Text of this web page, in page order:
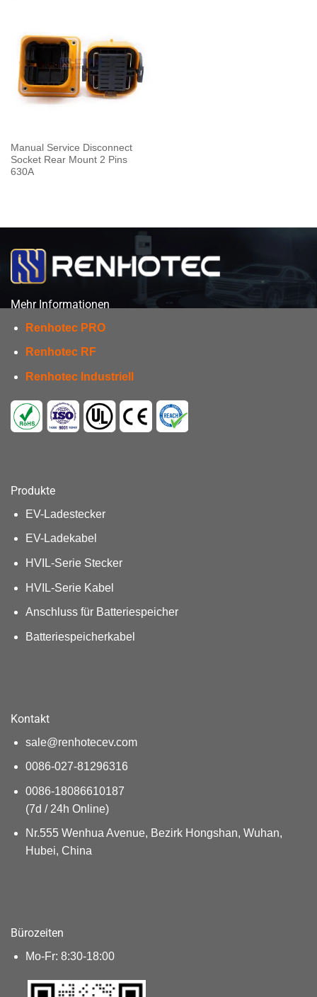
Manual Service Disconnect
Socket Rear Mount 2 Pins
630A
Mehr Informationen
Renhotec PRO
Renhotec RF
Renhotec Industriell
Produkte
EV-Ladestecker
EV-Ladekabel
HVIL-Serie Stecker
HVIL-Serie Kabel
Anschluss für Batteriespeicher
Batteriespeicherkabel
Kontakt
sale@renhotecev.com
0086-027-81296316
0086-18086610187
(7d / 24h Online)
Nr.555 Wenhua Avenue, Bezirk Hongshan, Wuhan,
Hubei, China
Bürozeiten
Mo-Fr: 8:30-18:00